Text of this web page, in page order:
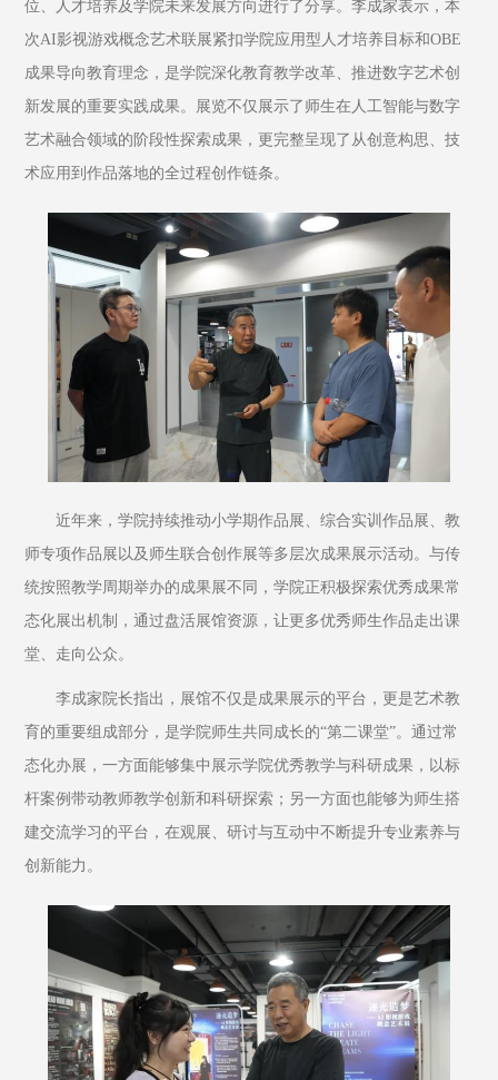
位、人才培养及学院未来发展方向进行了分享。李成家表示，本
次AI影视游戏概念艺术联展紧扣学院应用型人才培养目标和OBE
成果导向教育理念，是学院深化教育教学改革、推进数字艺术创
新发展的重要实践成果。展览不仅展示了师生在人工智能与数字
艺术融合领域的阶段性探索成果，更完整呈现了从创意构思、技
术应用到作品落地的全过程创作链条。
近年来，学院持续推动小学期作品展、综合实训作品展、教
师专项作品展以及师生联合创作展等多层次成果展示活动。与传
统按照教学周期举办的成果展不同，学院正积极探索优秀成果常
态化展出机制，通过盘活展馆资源，让更多优秀师生作品走出课
堂、走向公众。
李成家院长指出，展馆不仅是成果展示的平台，更是艺术教
育的重要组成部分，是学院师生共同成长的“第二课堂”。通过常
态化办展，一方面能够集中展示学院优秀教学与科研成果，以标
杆案例带动教师教学创新和科研探索；另一方面也能够为师生搭
建交流学习的平台，在观展、研讨与互动中不断提升专业素养与
创新能力。